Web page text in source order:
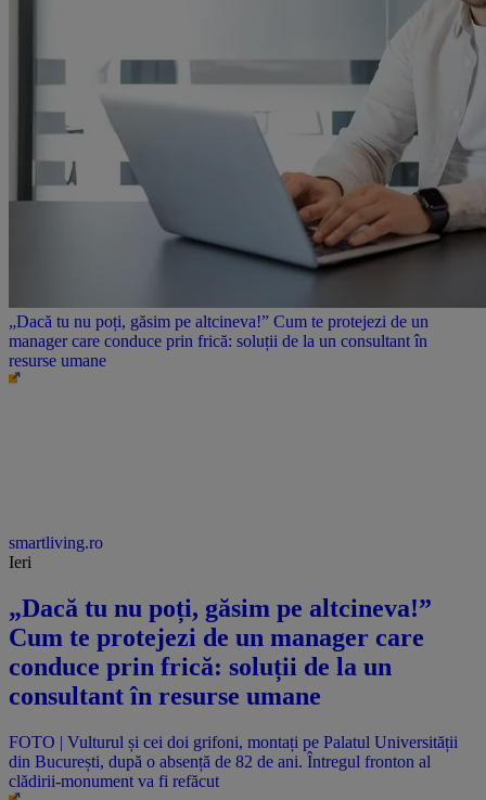
„Dacă tu nu poți, găsim pe altcineva!” Cum te protejezi de un
manager care conduce prin frică: soluții de la un consultant în
resurse umane
smartliving.ro
Ieri
„Dacă tu nu poți, găsim pe altcineva!”
Cum te protejezi de un manager care
conduce prin frică: soluții de la un
consultant în resurse umane
FOTO | Vulturul și cei doi grifoni, montați pe Palatul Universității
din București, după o absență de 82 de ani. Întregul fronton al
clădirii-monument va fi refăcut